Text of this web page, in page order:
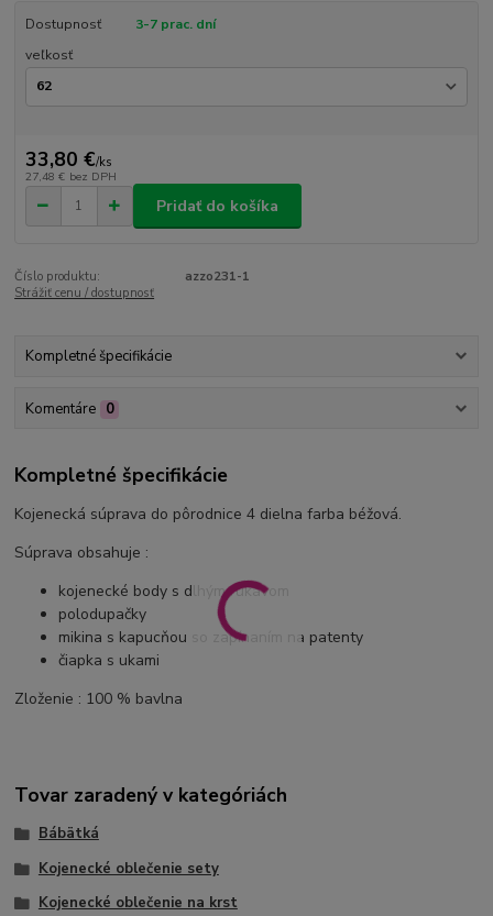
Dostupnosť
3-7 prac. dní
veľkosť
33,80 €/ks
27,48 € bez DPH
Pridať do košíka
Číslo produktu:
azzo231-1
Strážiť cenu / dostupnosť
Kompletné špecifikácie
Komentáre 0
Kompletné špecifikácie
Kojenecká súprava do pôrodnice 4 dielna farba béžová.
Súprava obsahuje :
kojenecké body s dlhým rukávom
polodupačky
mikina s kapucňou so zapínaním na patenty
čiapka s ukami
Zloženie : 100 % bavlna
Tovar zaradený v kategóriách
Bábätká
Kojenecké oblečenie sety
Kojenecké oblečenie na krst